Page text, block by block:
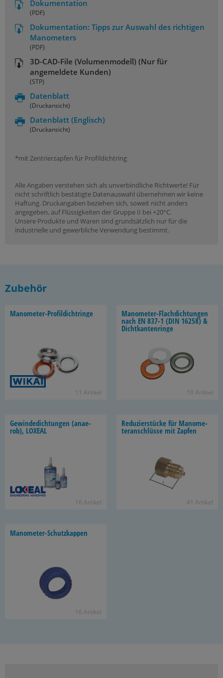
Dokumentation
(PDF)
Dokumentation: Tipps zur Auswahl des richtigen
Manometers
(PDF)
3D-CAD-File (Volumenmodell) (Nur für
angemeldete Kunden)
(STP)
Datenblatt
(Druckansicht)
Datenblatt (Englisch)
(Druckansicht)
*mit Zentrierzapfen für Profildichtring
Alle Angaben verstehen sich als unverbindliche Richtwerte! Für
nicht schriftlich bestätigte Datenauswahl übernehmen wir keine
Haftung. Druckangaben beziehen sich, soweit nicht anders
angegeben, auf Flüssigkeiten der Gruppe II bei +20°C.
Unsere Produkte und Waren sind grundsätzlich nur für die
industrielle und gewerbliche Verwendung bestimmt.
Zubehör
Manometer-​Profildichtringe
11 Ar­ti­kel
Manometer-​Flachdichtungen
nach EN 837-1 (DIN 16258) &
Dicht­kan­ten­rin­ge
10 Ar­ti­kel
Ge­win­de­dich­tun­gen (an­ae­
rob), LO­XE­AL
16 Ar­ti­kel
Re­du­zier­stü­cke für Ma­no­me­
ter­an­schlüs­se mit Zap­fen
41 Ar­ti­kel
Manometer-​Schutzkappen
16 Ar­ti­kel